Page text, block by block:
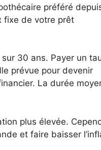
préféré
fixe de votre prêt
30 ans. Payer un
prévue pour devenir
La durée
plus élevée.
et faire baisser